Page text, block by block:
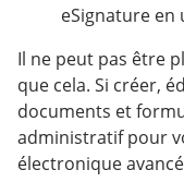
eSignature
Il ne peut pas être
que cela. Si créer,
documents et
administratif pour
électronique